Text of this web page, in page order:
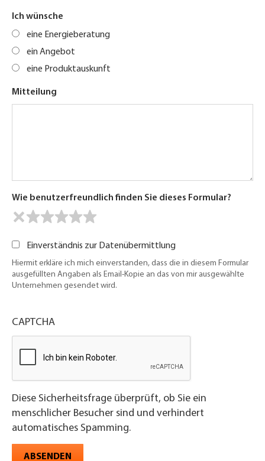
Ich wünsche
eine Energieberatung
ein Angebot
eine Produktauskunft
Mitteilung
Wie benutzerfreundlich finden Sie dieses Formular?
Einverständnis zur Datenübermittlung
Hiermit erkläre ich mich einverstanden, dass die in diesem Formular
ausgefüllten Angaben als Email-Kopie an das von mir ausgewählte
Unternehmen gesendet wird.
CAPTCHA
Diese Sicherheitsfrage überprüft, ob Sie ein
menschlicher Besucher sind und verhindert
automatisches Spamming.
ABSENDEN